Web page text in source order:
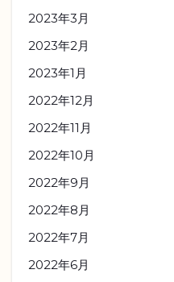
2023年3月
2023年2月
2023年1月
2022年12月
2022年11月
2022年10月
2022年9月
2022年8月
2022年7月
2022年6月